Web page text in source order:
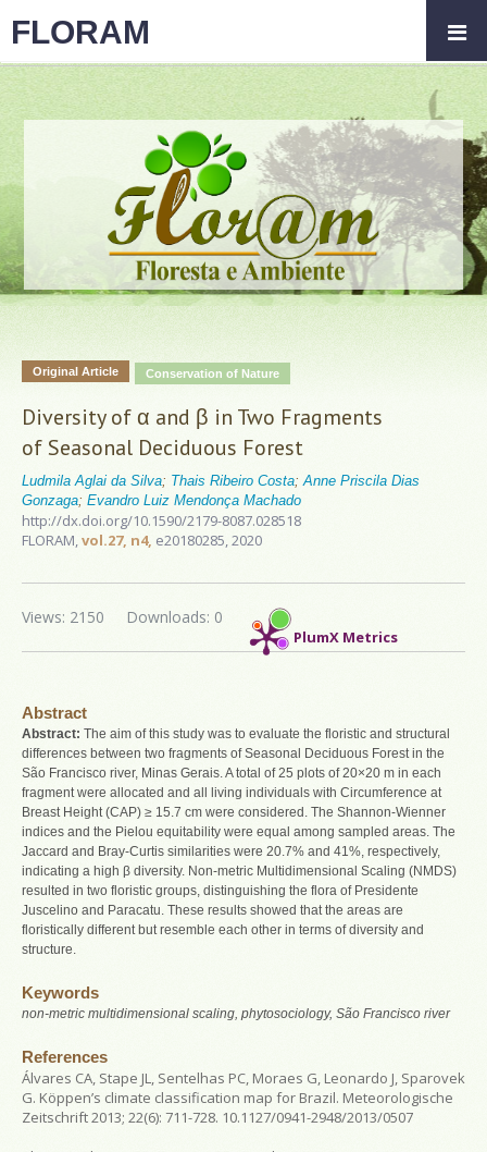
Original Article Conservation of Nature
Diversity of α and β in Two Fragments
of Seasonal Deciduous Forest
Ludmila Aglai da Silva; Thais Ribeiro Costa; Anne Priscila Dias
Gonzaga; Evandro Luiz Mendonça Machado
http://dx.doi.org/10.1590/2179-8087.028518
FLORAM,vol.27, n4, e20180285, 2020
PlumX Metrics
Downloads: 0
Views: 2150
Abstract
Abstract: The aim of this study was to evaluate the floristic and structural
differences between two fragments of Seasonal Deciduous Forest in the
São Francisco river, Minas Gerais. A total of 25 plots of 20×20 m in each
fragment were allocated and all living individuals with Circumference at
Breast Height (CAP) ≥ 15.7 cm were considered. The Shannon-Wienner
indices and the Pielou equitability were equal among sampled areas. The
Jaccard and Bray-Curtis similarities were 20.7% and 41%, respectively,
indicating a high β diversity. Non-metric Multidimensional Scaling (NMDS)
resulted in two floristic groups, distinguishing the flora of Presidente
Juscelino and Paracatu. These results showed that the areas are
floristically different but resemble each other in terms of diversity and
structure.
Keywords
non-metric multidimensional scaling, phytosociology, São Francisco river
References
Álvares CA, Stape JL, Sentelhas PC, Moraes G, Leonardo J, Sparovek
G. Köppen’s climate classification map for Brazil. Meteorologische
Zeitschrift 2013; 22(6): 711-728. 10.1127/0941-2948/2013/0507
FLORAM